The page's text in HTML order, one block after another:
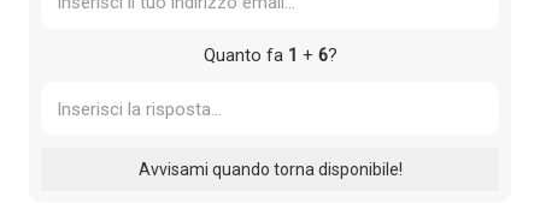
Quanto fa 1 + 6?